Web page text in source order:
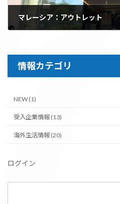
マレーシア：アウトレット
情報カテゴリ
NEW (1)
受入企業情報 (13)
海外生活情報 (20)
ログイン